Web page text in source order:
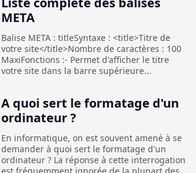
META
Balise META : titleSyntaxe : <title>Titre de
votre site</title>Nombre de caractères : 100
MaxiFonctions :- Permet d'afficher le titre
votre site dans la barre supérieure...
A quoi sert le formatage d'un
ordinateur ?
En informatique, on est souvent amené à se
demander à quoi sert le formatage d'un
ordinateur ? La réponse à cette interrogation